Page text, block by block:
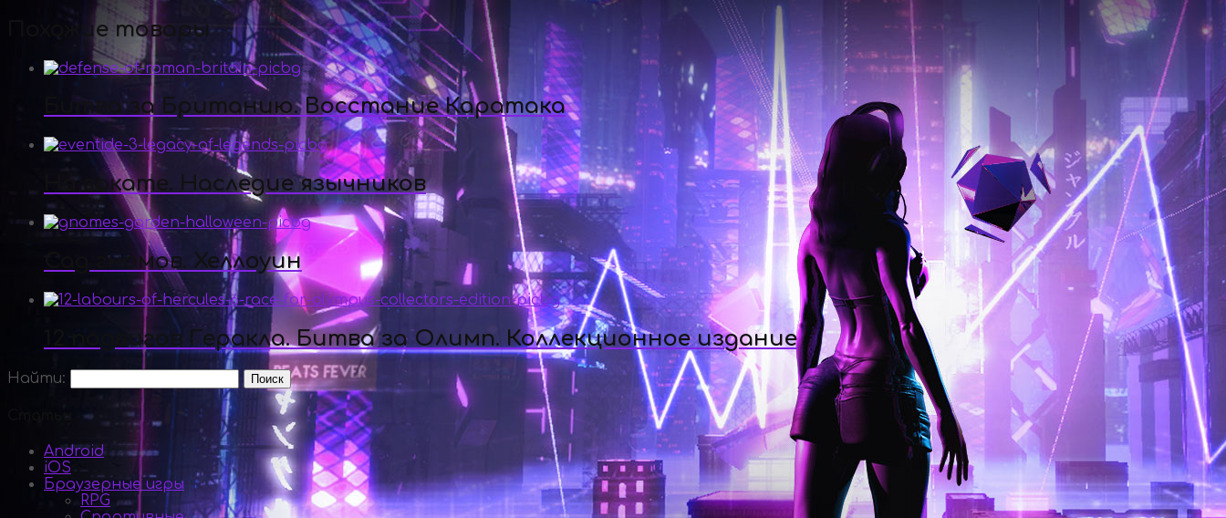
Похожие товары
Битва за Британию. Восстание Каратака
На закате. Наследие язычников
Сад гномов. Хеллоуин
12 подвигов Геракла. Битва за Олимп. Коллекционное издание
Найти:
Android
iOS
Браузерные игры
RPG